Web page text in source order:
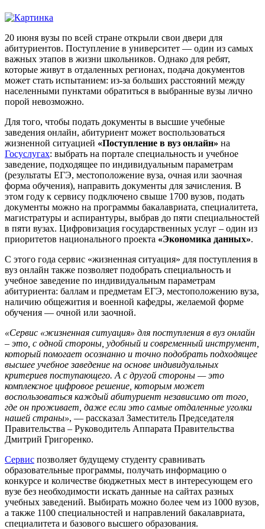
20 июня вузы по всей стране открыли свои двери для
абитуриентов. Поступление в университет — один из самых
важных этапов в жизни школьников. Однако для ребят,
которые живут в отдаленных регионах, подача документов
может стать испытанием: из-за больших расстояний между
населенными пунктами обратиться в выбранные вузы лично
порой невозможно.
Для того, чтобы подать документы в высшие учебные
заведения онлайн, абитуриент может воспользоваться
жизненной ситуацией «Поступление в вуз онлайн» на
Госуслугах: выбрать на портале специальность и учебное
заведение, подходящее по индивидуальным параметрам
(результаты ЕГЭ, местоположение вуза, очная или заочная
форма обучения), направить документы для зачисления. В
этом году к сервису подключено свыше 1700 вузов, подать
документы можно на программы бакалавриата, специалитета,
магистратуры и аспирантуры, выбрав до пяти специальностей
в пяти вузах. Цифровизация государственных услуг – один из
приоритетов национального проекта «Экономика данных».
С этого года сервис «жизненная ситуация» для поступления в
вуз онлайн также позволяет подобрать специальность и
учебное заведение по индивидуальным параметрам
абитуриента: баллам и предметам ЕГЭ, местоположению вуза,
наличию общежития и военной кафедры, желаемой форме
обучения — очной или заочной.
«Сервис «жизненная ситуация» для поступления в вуз онлайн
– это, с одной стороны, удобный и современный инструмент,
который помогает осознанно и точно подобрать подходящее
высшее учебное заведение на основе индивидуальных
критериев поступающего. А с другой стороны — это
комплексное цифровое решение, которым может
воспользоваться каждый абитуриент независимо от того,
где он проживает, даже если это самые отдаленные уголки
нашей страны», — рассказал Заместитель Председателя
Правительства – Руководитель Аппарата Правительства
Дмитрий Григоренко.
Сервис позволяет будущему студенту сравнивать
образовательные программы, получать информацию о
конкурсе и количестве бюджетных мест в интересующем его
вузе без необходимости искать данные на сайтах разных
учебных заведений. Выбирать можно более чем из 1000 вузов,
а также 1100 специальностей и направлений бакалавриата,
специалитета и базового высшего образования.